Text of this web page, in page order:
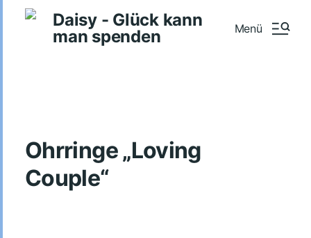
Daisy - Glück kann
man spenden
Menü
Ohrringe „Loving
Couple“